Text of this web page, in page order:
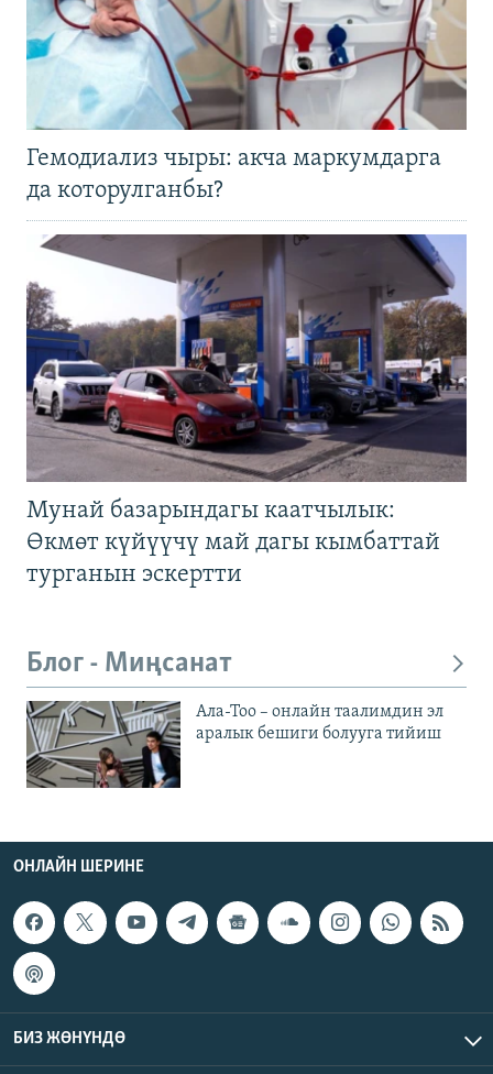
Гемодиализ чыры: акча маркумдарга
да которулганбы?
Мунай базарындагы каатчылык:
Өкмөт күйүүчү май дагы кымбаттай
турганын эскертти
Блог - Миңсанат
Ала-Тоо – онлайн таалимдин эл
аралык бешиги болууга тийиш
ОНЛАЙН ШЕРИНЕ
БИЗ ЖӨНҮНДӨ